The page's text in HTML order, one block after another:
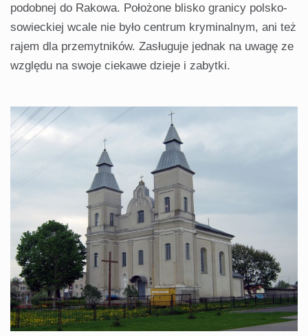
podobnej do Rakowa. Położone blisko granicy polsko-
sowieckiej wcale nie było centrum kryminalnym, ani też
rajem dla przemytników. Zasługuje jednak na uwagę ze
względu na swoje ciekawe dzieje i zabytki.